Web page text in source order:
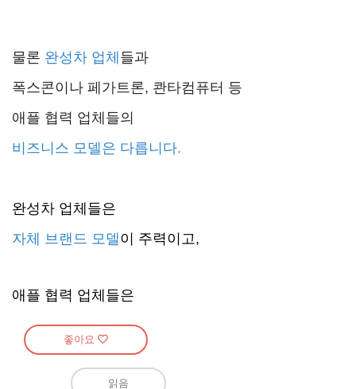
물론 완성차 업체들과
폭스콘이나 페가트론, 콴타컴퓨터 등
애플 협력 업체들의
비즈니스 모델은 다릅니다.
완성차 업체들은
자체 브랜드 모델이 주력이고,
애플 협력 업체들은
좋아요
읽음